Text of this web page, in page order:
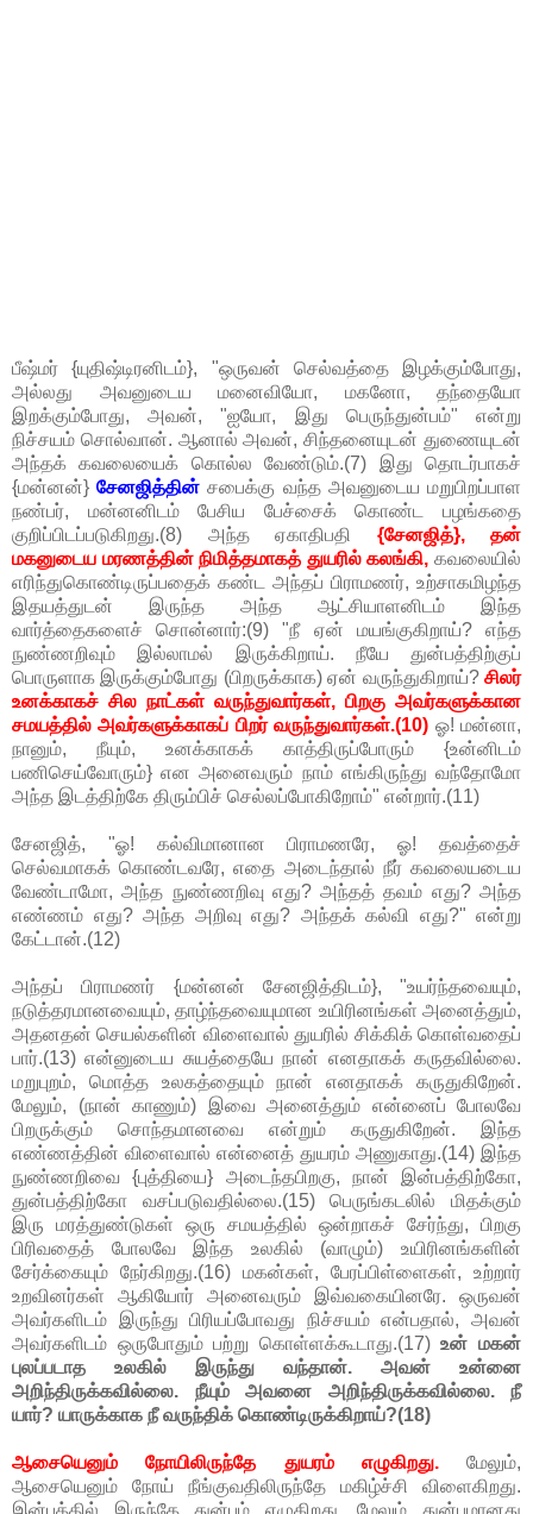
பீஷ்மர் {யுதிஷ்டிரனிடம்}, "ஒருவன் செல்வத்தை இழக்கும்போது,
அல்லது அவனுடைய மனைவியோ, மகனோ, தந்தையோ
இறக்கும்போது, அவன், "ஐயோ, இது பெருந்துன்பம்" என்று
நிச்சயம் சொல்வான். ஆனால் அவன், சிந்தனையுடன் துணையுடன்
அந்தக் கவலையைக் கொல்ல வேண்டும்.(7) இது தொடர்பாகச்
{மன்னன்}சேனஜித்தின்சபைக்கு வந்த அவனுடைய மறுபிறப்பாள
நண்பர், மன்னனிடம் பேசிய பேச்சைக் கொண்ட பழங்கதை
குறிப்பிடப்படுகிறது.(8) அந்த ஏகாதிபதி {சேனஜித்}, தன்
மகனுடைய மரணத்தின் நிமித்தமாகத் துயரில் கலங்கி, கவலையில்
எரிந்துகொண்டிருப்பதைக் கண்ட அந்தப் பிராமணர், உற்சாகமிழந்த
இதயத்துடன் இருந்த அந்த ஆட்சியாளனிடம் இந்த
வார்த்தைகளைச் சொன்னார்:(9) "நீ ஏன் மயங்குகிறாய்? எந்த
நுண்ணறிவும் இல்லாமல் இருக்கிறாய். நீயே துன்பத்திற்குப்
பொருளாக இருக்கும்போது (பிறருக்காக) ஏன் வருந்துகிறாய்? சிலர்
உனக்காகச் சில நாட்கள் வருந்துவார்கள், பிறகு அவர்களுக்கான
சமயத்தில் அவர்களுக்காகப் பிறர் வருந்துவார்கள்.(10) ஓ! மன்னா,
நானும், நீயும், உனக்காகக் காத்திருப்போரும் {உன்னிடம்
பணிசெய்வோரும்} என அனைவரும் நாம் எங்கிருந்து வந்தோமோ
அந்த இடத்திற்கே திரும்பிச் செல்லப்போகிறோம்" என்றார்.(11)
சேனஜித், "ஓ! கல்விமானான பிராமணரே, ஓ! தவத்தைச்
செல்வமாகக் கொண்டவரே, எதை அடைந்தால் நீர் கவலையடைய
வேண்டாமோ, அந்த நுண்ணறிவு எது? அந்தத் தவம் எது? அந்த
எண்ணம் எது? அந்த அறிவு எது? அந்தக் கல்வி எது?" என்று
கேட்டான்.(12)
அந்தப் பிராமணர் {மன்னன் சேனஜித்திடம்}, "உயர்ந்தவையும்,
நடுத்தரமானவையும், தாழ்ந்தவையுமான உயிரினங்கள் அனைத்தும்,
அதனதன் செயல்களின் விளைவால் துயரில் சிக்கிக் கொள்வதைப்
பார்.(13) என்னுடைய சுயத்தையே நான் எனதாகக் கருதவில்லை.
மறுபுறம், மொத்த உலகத்தையும் நான் எனதாகக் கருதுகிறேன்.
மேலும், (நான் காணும்) இவை அனைத்தும் என்னைப் போலவே
பிறருக்கும் சொந்தமானவை என்றும் கருதுகிறேன். இந்த
எண்ணத்தின் விளைவால் என்னைத் துயரம் அணுகாது.(14) இந்த
நுண்ணறிவை {புத்தியை} அடைந்தபிறகு, நான் இன்பத்திற்கோ,
துன்பத்திற்கோ வசப்படுவதில்லை.(15) பெருங்கடலில் மிதக்கும்
இரு மரத்துண்டுகள் ஒரு சமயத்தில் ஒன்றாகச் சேர்ந்து, பிறகு
பிரிவதைத் போலவே இந்த உலகில் (வாழும்) உயிரினங்களின்
சேர்க்கையும் நேர்கிறது.(16) மகன்கள், பேரப்பிள்ளைகள், உற்றார்
உறவினர்கள் ஆகியோர் அனைவரும் இவ்வகையினரே. ஒருவன்
அவர்களிடம் இருந்து பிரியப்போவது நிச்சயம் என்பதால், அவன்
அவர்களிடம் ஒருபோதும் பற்று கொள்ளக்கூடாது.(17)உன் மகன்
புலப்படாத உலகில் இருந்து வந்தான். அவன் உன்னை
அறிந்திருக்கவில்லை. நீயும் அவனை அறிந்திருக்கவில்லை. நீ
யார்? யாருக்காக நீ வருந்திக் கொண்டிருக்கிறாய்?(18)
ஆசையெனும் நோயிலிருந்தே துயரம் எழுகிறது.மேலும்,
ஆசையெனும் நோய் நீங்குவதிலிருந்தே மகிழ்ச்சி விளைகிறது.
இன்பத்தில் இருந்தே துன்பம் எழுகிறது, மேலும் துன்பமானது